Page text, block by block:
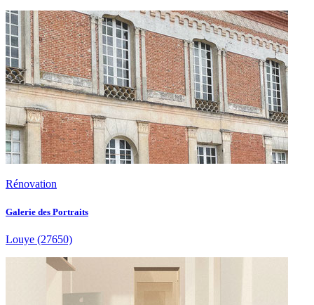
Rénovation
Galerie des Portraits
Louye (27650)